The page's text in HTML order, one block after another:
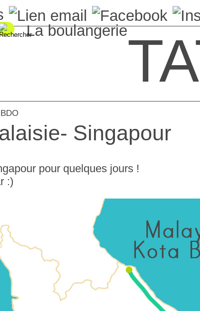
La boulangerie
Singapour
pour quelques jours !
:)